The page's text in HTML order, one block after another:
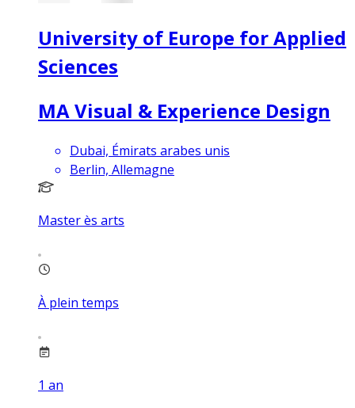
University of Europe for Applied
Sciences
MA Visual & Experience Design
Dubai, Émirats arabes unis
Berlin, Allemagne
Master ès arts
À plein temps
1 an